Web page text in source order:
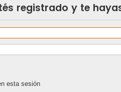
registrado y te
esta sesión